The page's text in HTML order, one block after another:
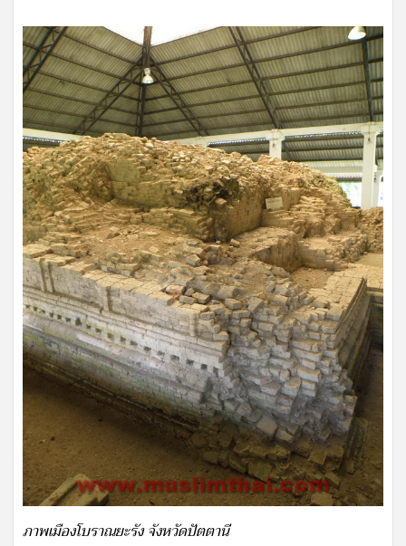
ภาพเมืองโบราณยะรัง จังหวัดปัตตานี